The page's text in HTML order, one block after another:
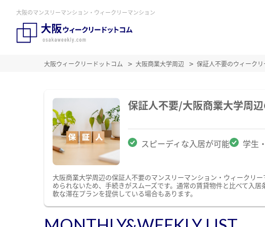
大阪のマンスリーマンション・ウィークリーマンション
大阪ウィークリードットコム 大阪商業大学周辺 保証人不要のウィーク
保証人不要/大阪商業大学周
スピーディな入居が可能 学生
大阪商業大学周辺の保証人不要のマンスリーマンション・ウィークリ
められないため、手続きがスムーズです。通常の賃貸物件と比べて入
軟な滞在プランを提供している場合もあります。